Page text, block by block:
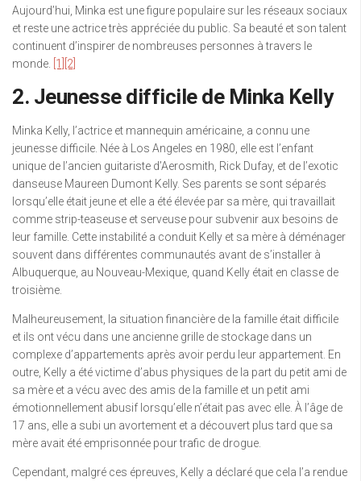
Aujourd’hui, Minka est une figure populaire sur les réseaux sociaux
et reste une actrice très appréciée du public. Sa beauté et son talent
continuent d’inspirer de nombreuses personnes à travers le
monde.
[1] [2]
2. Jeunesse difficile de Minka Kelly
Minka Kelly, l’actrice et mannequin américaine, a connu une
jeunesse difficile. Née à Los Angeles en 1980, elle est l’enfant
unique de l’ancien guitariste d’Aerosmith, Rick Dufay, et de l’exotic
danseuse Maureen Dumont Kelly. Ses parents se sont séparés
lorsqu’elle était jeune et elle a été élevée par sa mère, qui travaillait
comme strip-teaseuse et serveuse pour subvenir aux besoins de
leur famille. Cette instabilité a conduit Kelly et sa mère à déménager
souvent dans différentes communautés avant de s’installer à
Albuquerque, au Nouveau-Mexique, quand Kelly était en classe de
troisième.
Malheureusement, la situation financière de la famille était difficile
et ils ont vécu dans une ancienne grille de stockage dans un
complexe d’appartements après avoir perdu leur appartement. En
outre, Kelly a été victime d’abus physiques de la part du petit ami de
sa mère et a vécu avec des amis de la famille et un petit ami
émotionnellement abusif lorsqu’elle n’était pas avec elle. À l’âge de
17 ans, elle a subi un avortement et a découvert plus tard que sa
mère avait été emprisonnée pour trafic de drogue.
Cependant, malgré ces épreuves, Kelly a déclaré que cela l’a rendue